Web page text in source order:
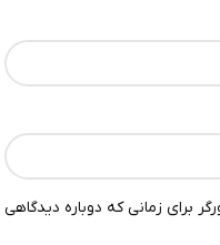
برای زمانی که دوباره دیدگاهی